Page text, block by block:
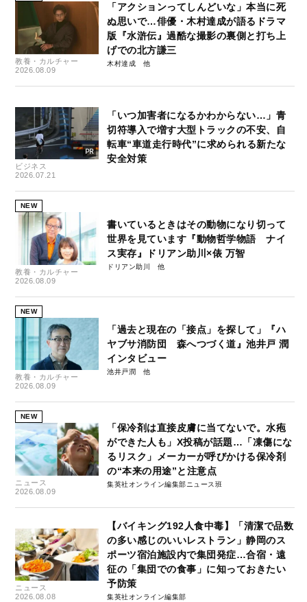
教養・カルチャー
2026.08.09
「アクションってしんどいな」本当に死
ぬ思いで…俳優・木村達成が語るドラマ
版『水滸伝』過酷な撮影の裏側と打ち上
げでの北方謙三
木村達成
ビジネス
2026.07.21
「いつ加害者になるかわからない…」青
切符導入で増す大型トラックの不安、自
転車“車道走行時代”に求められる新たな
安全対策
NEW
教養・カルチャー
2026.08.09
書いているときはその動物になり切って
世界を見ています『動物哲学物語 ナイ
ス実存』ドリアン助川×俵 万智
ドリアン助川
NEW
教養・カルチャー
2026.08.09
「過去と現在の「接点」を探して」『ハ
ヤブサ消防団 森へつづく道』池井戸 潤
インタビュー
池井戸潤
NEW
ニュース
2026.08.09
「保冷剤は直接皮膚に当てないで。水疱
ができた人も」X投稿が話題…「凍傷にな
るリスク」メーカーが呼びかける保冷剤
の“本来の用途”と注意点
集英社オンライン編集部ニュース班
ニュース
2026.08.08
【バイキング192人食中毒】「清潔で品数
の多い感じのいいレストラン」静岡のス
ポーツ宿泊施設内で集団発症…合宿・遠
征の「集団での食事」に知っておきたい
予防策
集英社オンライン編集部